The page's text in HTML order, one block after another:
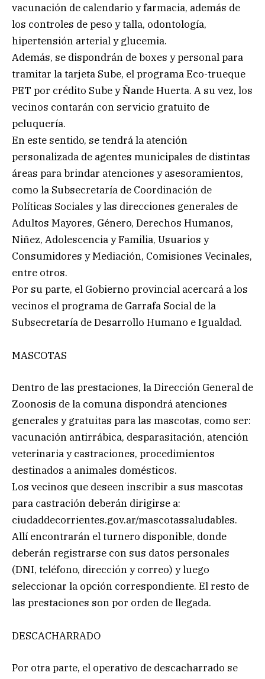
vacunación de calendario y farmacia, además de
los controles de peso y talla, odontología,
hipertensión arterial y glucemia.
Además, se dispondrán de boxes y personal para
tramitar la tarjeta Sube, el programa Eco-trueque
PET por crédito Sube y Ñande Huerta. A su vez, los
vecinos contarán con servicio gratuito de
peluquería.
En este sentido, se tendrá la atención
personalizada de agentes municipales de distintas
áreas para brindar atenciones y asesoramientos,
como la Subsecretaría de Coordinación de
Políticas Sociales y las direcciones generales de
Adultos Mayores, Género, Derechos Humanos,
Niñez, Adolescencia y Familia, Usuarios y
Consumidores y Mediación, Comisiones Vecinales,
entre otros.
Por su parte, el Gobierno provincial acercará a los
vecinos el programa de Garrafa Social de la
Subsecretaría de Desarrollo Humano e Igualdad.
MASCOTAS
Dentro de las prestaciones, la Dirección General de
Zoonosis de la comuna dispondrá atenciones
generales y gratuitas para las mascotas, como ser:
vacunación antirrábica, desparasitación, atención
veterinaria y castraciones, procedimientos
destinados a animales domésticos.
Los vecinos que deseen inscribir a sus mascotas
para castración deberán dirigirse a:
ciudaddecorrientes.gov.ar/mascotassaludables.
Allí encontrarán el turnero disponible, donde
deberán registrarse con sus datos personales
(DNI, teléfono, dirección y correo) y luego
seleccionar la opción correspondiente. El resto de
las prestaciones son por orden de llegada.
DESCACHARRADO
Por otra parte, el operativo de descacharrado se